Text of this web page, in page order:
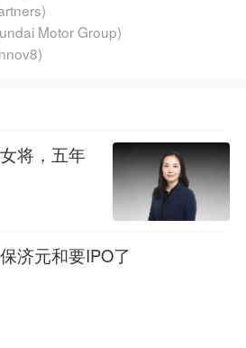
Motor Group)
将，五年
济元和要IPO了